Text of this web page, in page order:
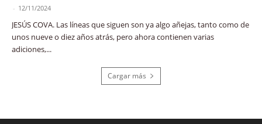
- 12/11/2024
JESÚS COVA. Las líneas que siguen son ya algo añejas, tanto como de
unos nueve o diez años atrás, pero ahora contienen varias
adiciones,...
Cargar más